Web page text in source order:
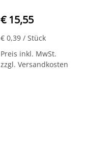
€ 15,55
€ 0,39 / Stück
Preis inkl. MwSt.
zzgl. Versandkosten